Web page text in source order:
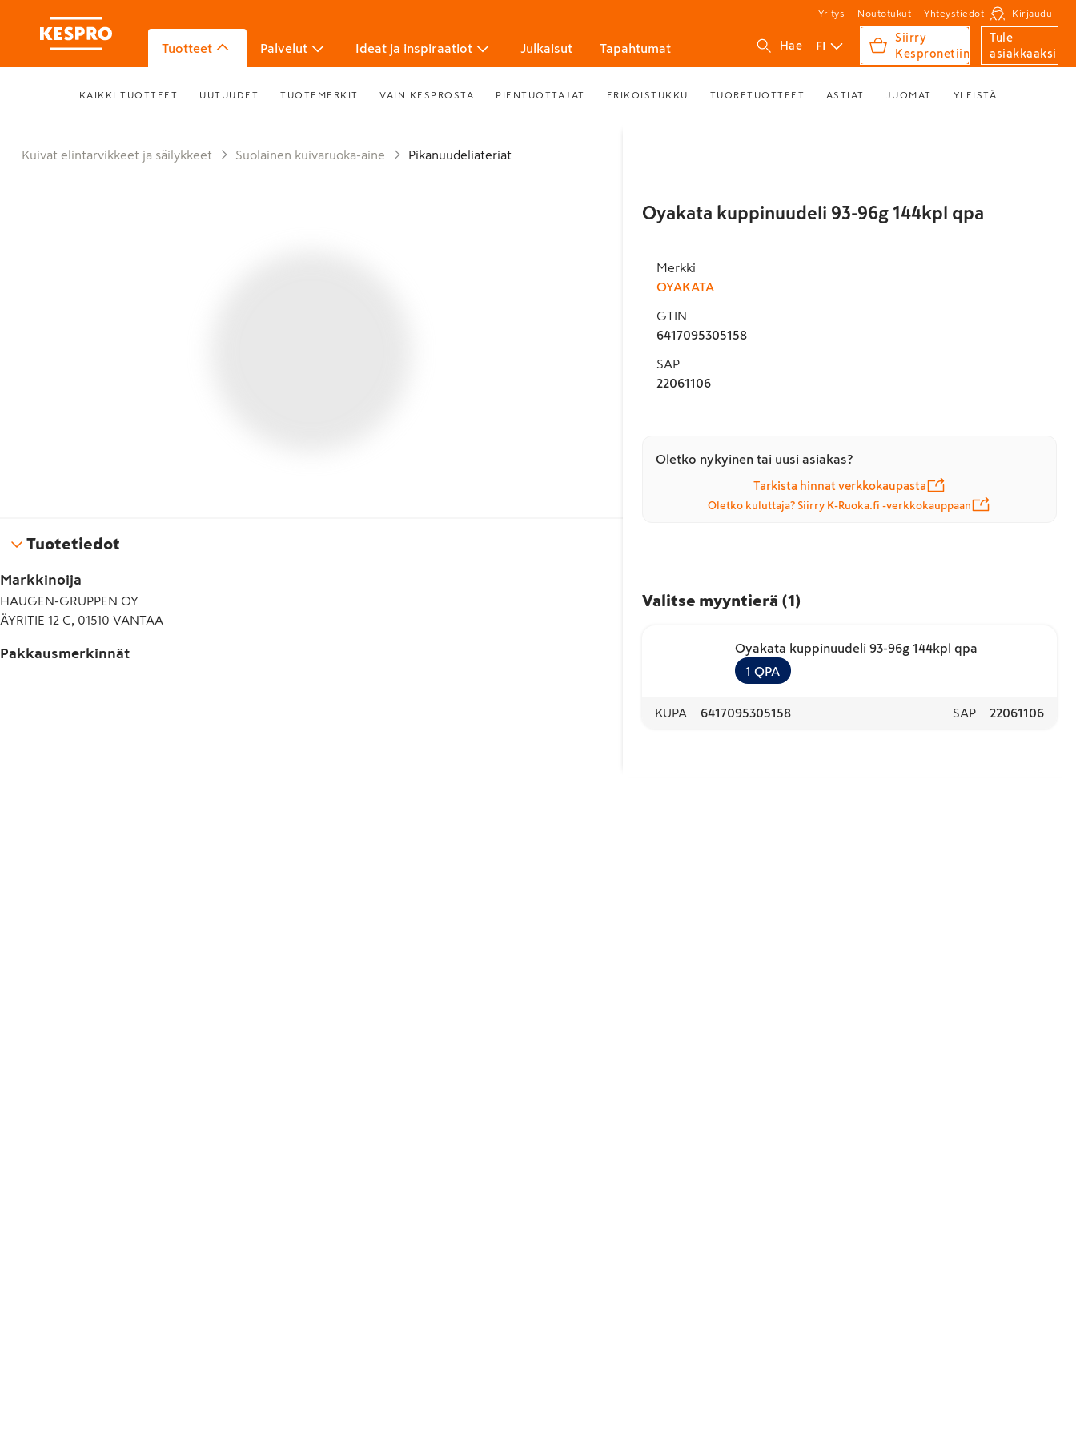
Yritys Noutotukut Yhteystiedot Kirjaudu
Tuotteet Palvelut Ideat ja inspiraatiot Julkaisut Tapahtumat Hae FI
Siirry
Kespronetiin
Tule
asiakkaaksi
KAIKKI TUOTTEET UUTUUDET TUOTEMERKIT VAIN KESPROSTA PIENTUOTTAJAT ERIKOISTUKKU TUORETUOTTEET ASTIAT JUOMAT YLEISTÄ
Kuivat elintarvikkeet ja säilykkeet Suolainen kuivaruoka-aine Pikanuudeliateriat
Tuotetiedot
Markkinoija
HAUGEN-GRUPPEN OY
ÄYRITIE 12 C, 01510 VANTAA
Pakkausmerkinnät
Oyakata kuppinuudeli 93-96g 144kpl qpa
Merkki
OYAKATA
GTIN
6417095305158
SAP
22061106
Oletko nykyinen tai uusi asiakas?
Tarkista hinnat verkkokaupasta
Oletko kuluttaja? Siirry K-Ruoka.fi -verkkokauppaan
Valitse myyntierä (1 )
Oyakata kuppinuudeli 93-96g 144kpl qpa
1 QPA
KUPA 6417095305158 SAP 22061106